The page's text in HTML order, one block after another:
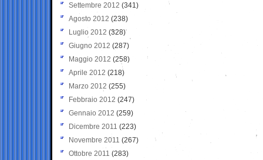
Settembre 2012 (341)
Agosto 2012 (238)
Luglio 2012 (328)
Giugno 2012 (287)
Maggio 2012 (258)
Aprile 2012 (218)
Marzo 2012 (255)
Febbraio 2012 (247)
Gennaio 2012 (259)
Dicembre 2011 (223)
Novembre 2011 (267)
Ottobre 2011 (283)